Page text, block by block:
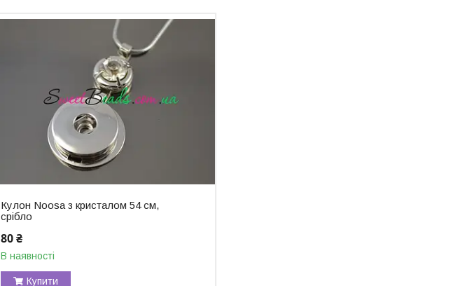
Кулон Noosa з кристалом 54 см,
срібло
80 ₴
В наявності
Купити